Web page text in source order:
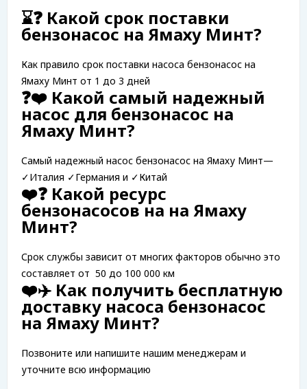
⌛❓ Какой срок поставки
бензонасос на Ямаху Минт?
Как правило срок поставки насоса бензонасос на
Ямаху Минт от 1 до 3 дней
❓❤️ Какой самый надежный
насос для бензонасос на
Ямаху Минт?
Самый надежный насос бензонасос на Ямаху Минт—
✓Италия ✓Германия и ✓Китай
❤️❓ Какой ресурс
бензонасосов на на Ямаху
Минт?
Срок службы зависит от многих факторов обычно это
составляет от 50 до 100 000 км
❤️✈️ Как получить бесплатную
доставку насоса бензонасос
на Ямаху Минт?
Позвоните или напишите нашим менеджерам и
уточните всю информацию